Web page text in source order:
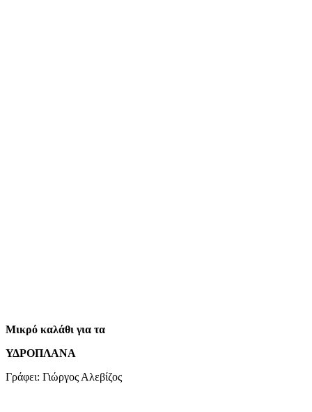
Μικρό καλάθι για τα
ΥΔΡΟΠΛΑΝΑ
Γράφει: Γιώργος Αλεβίζος